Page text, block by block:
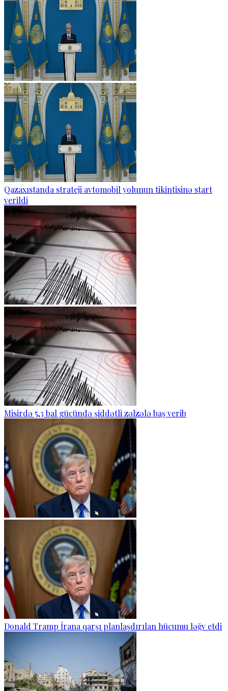
Qazaxıstanda strateji avtomobil yolunun tikintisinə start
verildi
Misirdə 5,3 bal gücündə şiddətli zəlzələ baş verib
Donald Tramp İrana qarşı planlaşdırılan hücumu ləğv etdi